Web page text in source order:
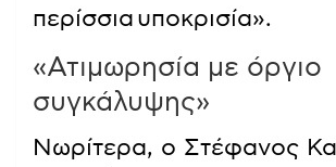
περίσσια υποκρισία».
«Ατιμωρησία με όργιο
συγκάλυψης»
Νωρίτερα, ο Στέφανος